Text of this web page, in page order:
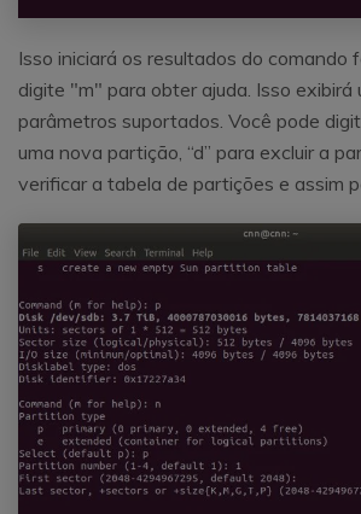
Isso iniciará os resultados do comando
digite "m" para obter ajuda. Isso exibirá
parâmetros suportados. Você pode
uma nova partição, “d” para excluir a
verificar a tabela de partições e assim